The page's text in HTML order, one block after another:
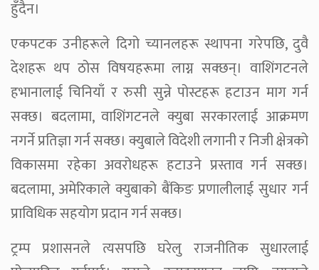
हुँदैन।
एकपटक उनीहरूले दिगो च्यानलहरू स्थापना गरेपछि, दुवै
देशहरू थप ठोस विषयहरूमा लाग्न सक्छन्। वाशिंगटनले
हभानालाई चिनियाँ र रुसी सुन्ने पोस्टहरू हटाउन माग गर्न
सक्छ। बदलामा, वाशिंगटनले क्युबा सरकारलाई आक्रमण
नगर्ने प्रतिज्ञा गर्न सक्छ। क्युबाले विदेशी लगानी र निजी क्षेत्रको
विकासमा रहेका अवरोधहरू हटाउने प्रस्ताव गर्न सक्छ।
बदलामा, अमेरिकाले क्युबाको बैंकिङ प्रणालीलाई सुधार गर्न
प्राविधिक सहयोग प्रदान गर्न सक्छ।
ट्रम्प प्रशासनले त्यसपछि घरेलु राजनीतिक सुधारलाई